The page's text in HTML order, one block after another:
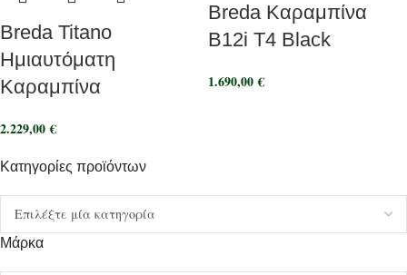
Κατηγορίες προϊόντων
Μάρκα
Breda Titano
Ημιαυτόματη
Καραμπίνα
2.229,00€
Breda Καραμπίνα
B12i T4 Black
1.690,00€